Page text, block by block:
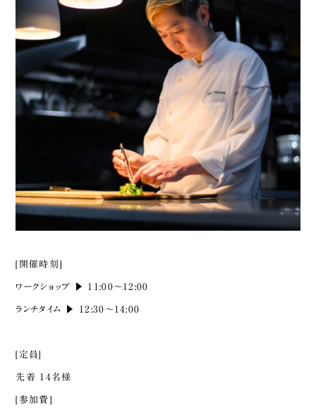
[開催時刻]
ワークショップ ▶︎ 11:00〜12:00
ランチタイム ▶︎ 12:30〜14:00
[定員]
先着 14名様
[参加費]